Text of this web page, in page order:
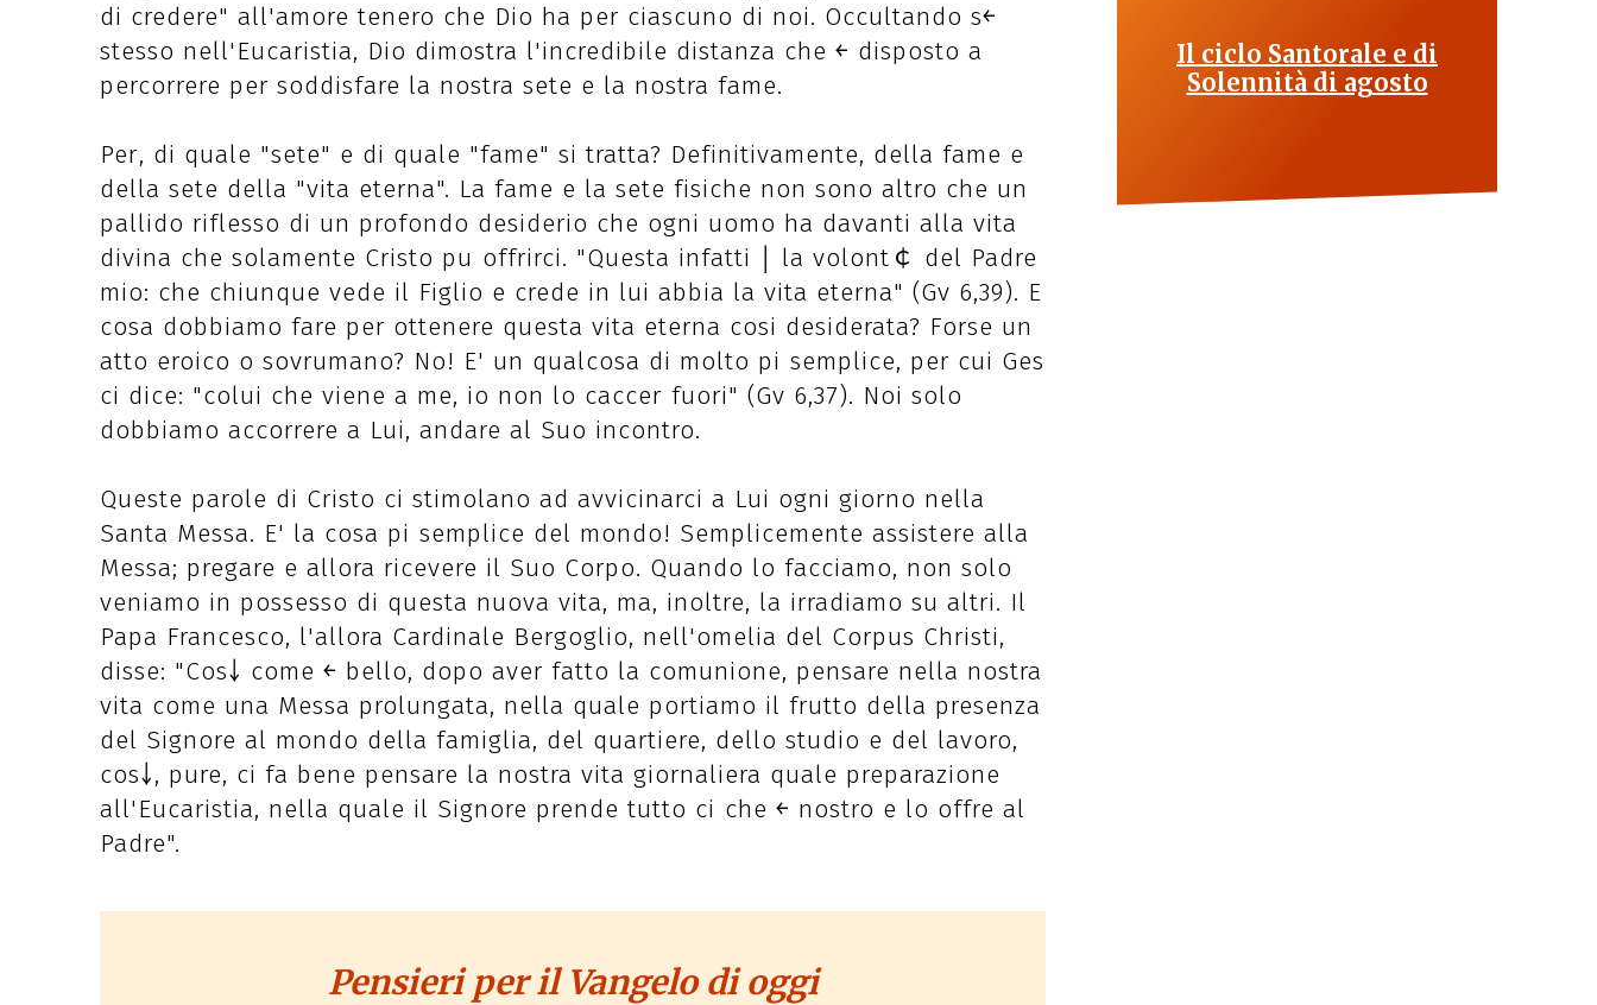
di credere" all'amore tenero che Dio ha per ciascuno di noi. Occultando s￩
stesso nell'Eucaristia, Dio dimostra l'incredibile distanza che ￩ disposto a
percorrere per soddisfare la nostra sete e la nostra fame.
Per￲, di quale "sete" e di quale "fame" si tratta? Definitivamente, della fame e
della sete della "vita eterna". La fame e la sete fisiche non sono altro che un
pallido riflesso di un profondo desiderio che ogni uomo ha davanti alla vita
divina che solamente Cristo pu￲ offrirci. "Questa infatti ￨ la volont￠ del Padre
mio: che chiunque vede il Figlio e crede in lui abbia la vita eterna" (Gv 6,39). E
cosa dobbiamo fare per ottenere questa vita eterna cosi desiderata? Forse un
atto eroico o sovrumano? No! E' un qualcosa di molto pi￹ semplice, per cui Ges￹
ci dice: "colui che viene a me, io non lo caccer￲ fuori" (Gv 6,37). Noi solo
dobbiamo accorrere a Lui, andare al Suo incontro.
Queste parole di Cristo ci stimolano ad avvicinarci a Lui ogni giorno nella
Santa Messa. E' la cosa pi￹ semplice del mondo! Semplicemente assistere alla
Messa; pregare e allora ricevere il Suo Corpo. Quando lo facciamo, non solo
veniamo in possesso di questa nuova vita, ma, inoltre, la irradiamo su altri. Il
Papa Francesco, l'allora Cardinale Bergoglio, nell'omelia del Corpus Christi,
disse: "Cos￬ come ￩ bello, dopo aver fatto la comunione, pensare nella nostra
vita come una Messa prolungata, nella quale portiamo il frutto della presenza
del Signore al mondo della famiglia, del quartiere, dello studio e del lavoro,
cos￬, pure, ci fa bene pensare la nostra vita giornaliera quale preparazione
all'Eucaristia, nella quale il Signore prende tutto ci￲ che ￩ nostro e lo offre al
Padre".
Pensieri per il Vangelo di oggi
Il ciclo Santorale e di
Solennità di agosto